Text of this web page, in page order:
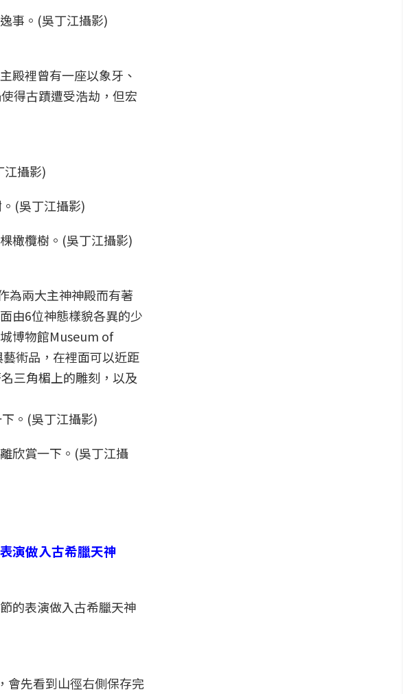
事。(吳丁江攝影)
殿裡曾有一座以象牙、
得古蹟遭受浩劫，但宏
江攝影)
橄欖樹。(吳丁江攝影)
為兩大主神神殿而有著
由6位神態樣貌各異的少
博物館Museum of
術品，在裡面可以近距
三角楣上的雕刻，以及
欣賞一下。(吳丁江攝
的表演做入古希臘天神
會先看到山徑右側保存完